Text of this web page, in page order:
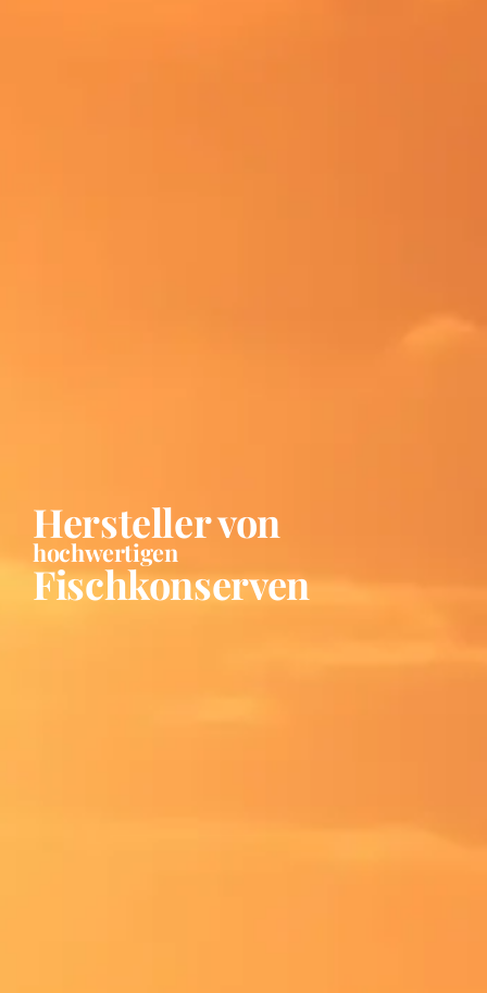
Hersteller von
hochwertigen
Fischkonserven